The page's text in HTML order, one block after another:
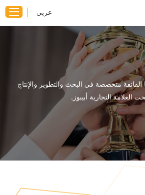
عربي
الفائقة متخصصة في البحث والتطوير والإنتاج
العلامة التجارية أبيبوز.